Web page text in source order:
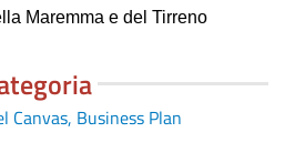
Maremma e del Tirreno
Canvas, Business Plan